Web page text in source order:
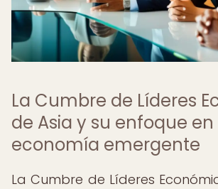
La Cumbre de Líderes
de Asia y su enfoque en
economía emergente
La Cumbre de Líderes